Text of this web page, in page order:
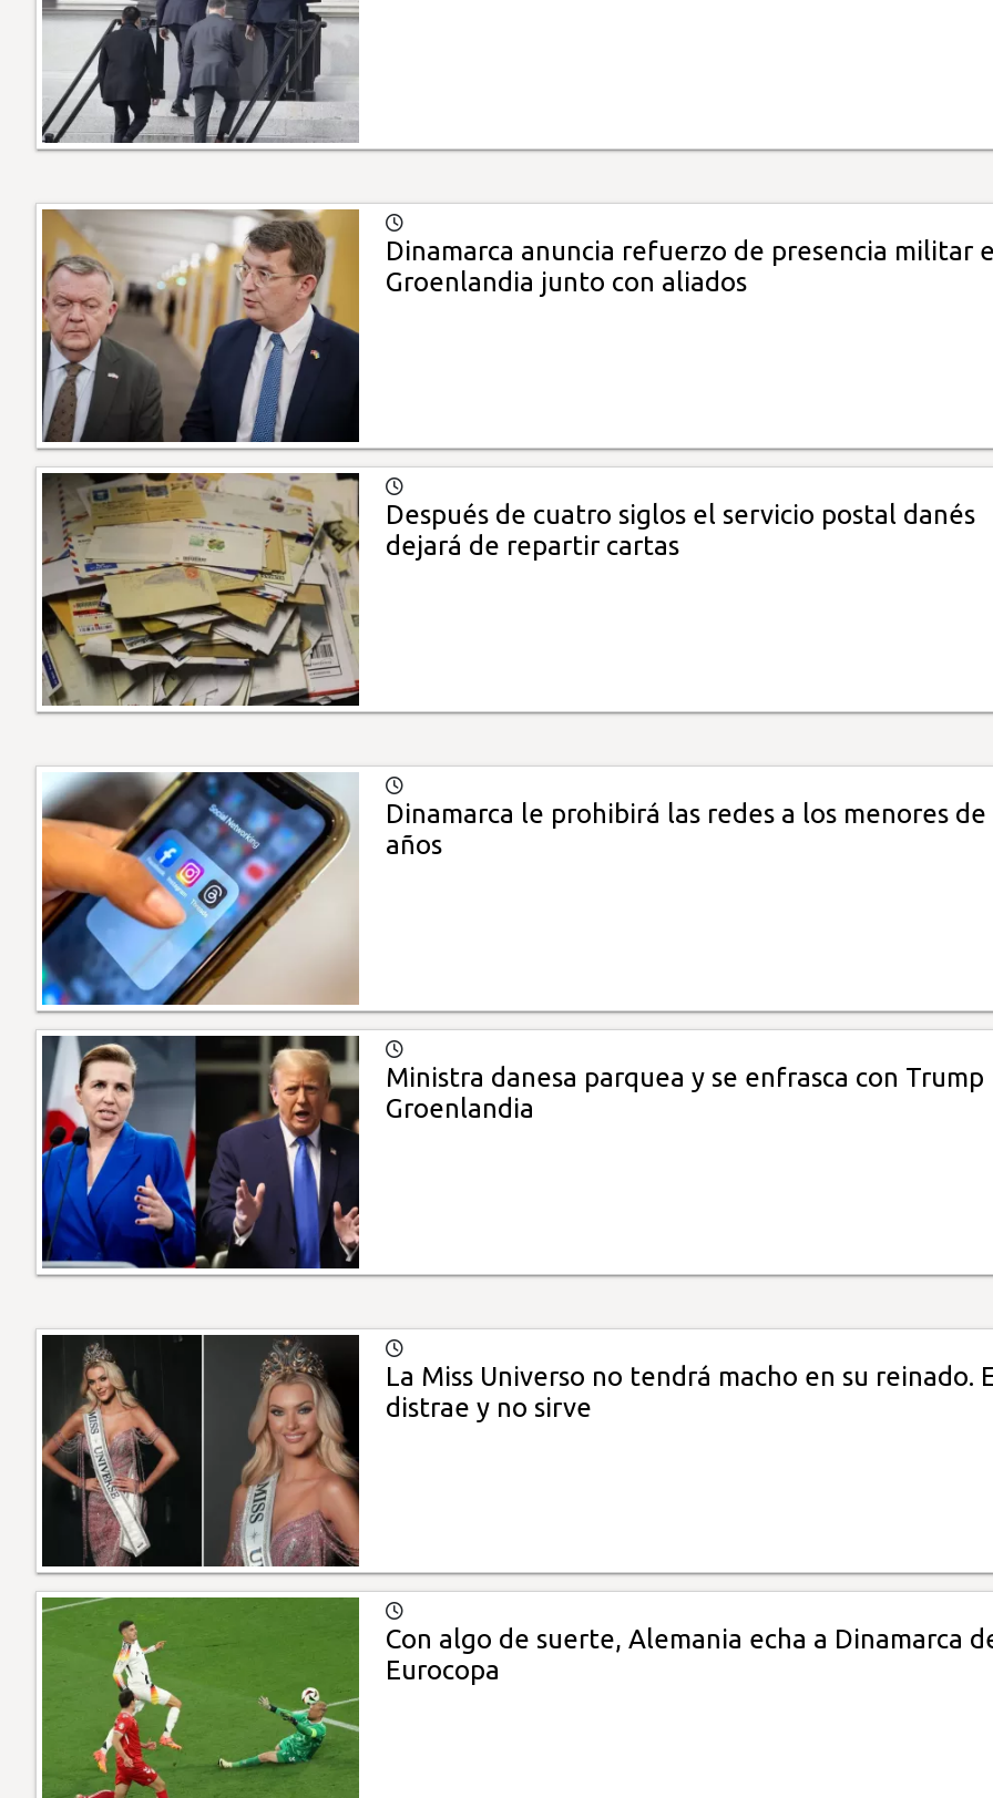
Dinamarca anuncia refuerzo de presencia militar
Groenlandia junto con aliados
Después de cuatro siglos el servicio postal danés
dejará de repartir cartas
Dinamarca le prohibirá las redes a los menores de
años
Ministra danesa parquea y se enfrasca con Trump
Groenlandia
La Miss Universo no tendrá macho en su reinado.
distrae y no sirve
Con algo de suerte, Alemania echa a Dinamarca
Eurocopa